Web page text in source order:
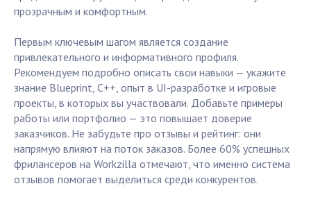
прозрачным и комфортным.
Первым ключевым шагом является создание
привлекательного и информативного профиля.
Рекомендуем подробно описать свои навыки — укажите
знание Blueprint, C++, опыт в UI-разработке и игровые
проекты, в которых вы участвовали. Добавьте примеры
работы или портфолио — это повышает доверие
заказчиков. Не забудьте про отзывы и рейтинг: они
напрямую влияют на поток заказов. Более 60% успешных
фрилансеров на Workzilla отмечают, что именно система
отзывов помогает выделиться среди конкурентов.